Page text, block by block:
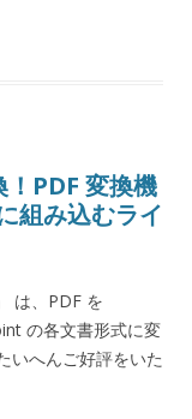
PDF 変換機
組み込むライ
は、PDF を
の各文書形式に変
いへんご好評をいた